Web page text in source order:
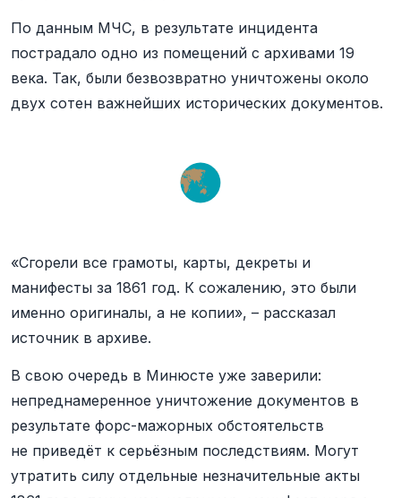
По данным МЧС, в результате инцидента
пострадало одно из помещений с архивами 19
века. Так, были безвозвратно уничтожены около
двух сотен важнейших исторических документов.
«Сгорели все грамоты, карты, декреты и
манифесты за 1861 год. К сожалению, это были
именно оригиналы, а не копии», – рассказал
источник в архиве.
В свою очередь в Минюсте уже заверили:
непреднамеренное уничтожение документов в
результате форс-мажорных обстоятельств
не приведёт к серьёзным последствиям. Могут
утратить силу отдельные незначительные акты